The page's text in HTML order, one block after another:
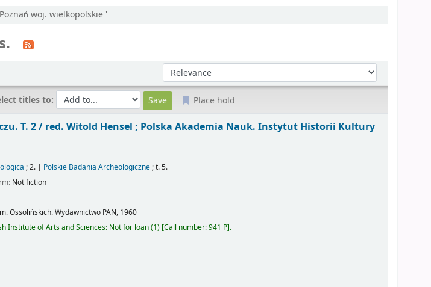
woj. wielkopolskie '
Sort by:
titles to: Place hold
T. 2 / red. Witold Hensel ; Polska Akademia Nauk. Instytut Historii Kultury
; 2. | Polskie Badania Archeologiczne; t. 5.
Not fiction
Ossolińskich. Wydawnictwo PAN, 1960
Institute of Arts and Sciences: Not for loan(1) Call number:941 P .